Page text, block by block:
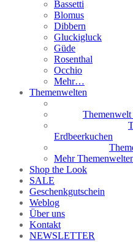
Bassetti
Blomus
Dibbern
Gluckigluck
Güde
Rosenthal
Occhio
Mehr…
Themenwelten
Themenwelt
Erdbeerkuchen
Mehr
Shop the Look
SALE
Geschenkgutschein
Weblog
Über uns
Kontakt
NEWSLETTER